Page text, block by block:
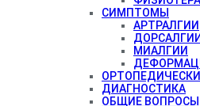
СИМПТОМЫ
АРТРАЛГИИ
ДОРСАЛГИИ
МИАЛГИИ
ДИАГНОСТИКА
ОБЩИЕ ВОПРОСЫ